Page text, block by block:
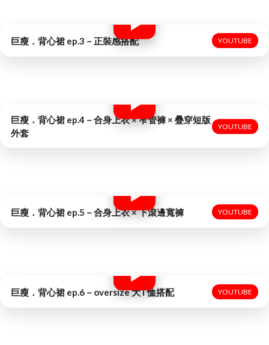
巨瘦．背心裙 ep.3－正裝感搭配 YOUTUBE
巨瘦．背心裙 ep.4－合身上衣 × 窄管褲 × 疊穿短版
外套
YOUTUBE
巨瘦．背心裙 ep.5－合身上衣 × 下滾邊寬褲 YOUTUBE
巨瘦．背心裙 ep.6－oversize 大T恤搭配 YOUTUBE